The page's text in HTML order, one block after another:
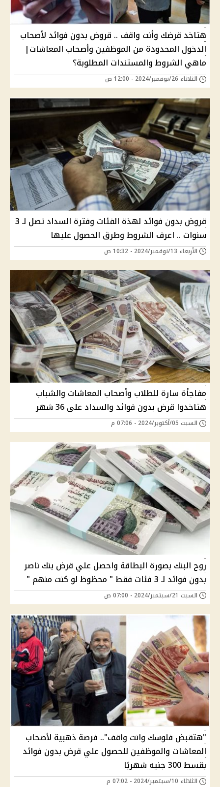
هتاخد قرضك وأنت واقف .. قروض بدون فوائد لأصحاب
الدخول المحدودة من الموظفين وأصحاب المعاشات|
ماهي الشروط والمستندات المطلوبة؟
الثلاثاء 26/نوفمبر/2024 - 12:00 ص
قروض بدون فوائد لهذة الفئات وفترة السداد تصل لـ 3
سنوات .. اعرف الشروط وطرق الحصول عليها
الأربعاء 13/نوفمبر/2024 - 10:32 ص
مفاجأة سارة للطلاب وأصحاب المعاشات والشباب
هتاخدوا قرض بدون فوائد والسداد على 36 شهر
السبت 05/أكتوبر/2024 - 07:06 م
روح البنك بصورة البطاقة واحصل علي قرض بنك ناصر
بدون فوائد لـ 3 فئات فقط " محظوظ لو كنت منهم "
السبت 21/سبتمبر/2024 - 07:00 ص
"هتقبض فلوسك وانت واقف".. فرصة ذهبية لأصحاب
المعاشات والموظفين للحصول علي قرض بدون فوائد
بقسط 300 جنيه شهريًا
الثلاثاء 10/سبتمبر/2024 - 07:02 م